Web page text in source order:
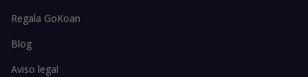
Regala GoKoan
Blog
Aviso legal